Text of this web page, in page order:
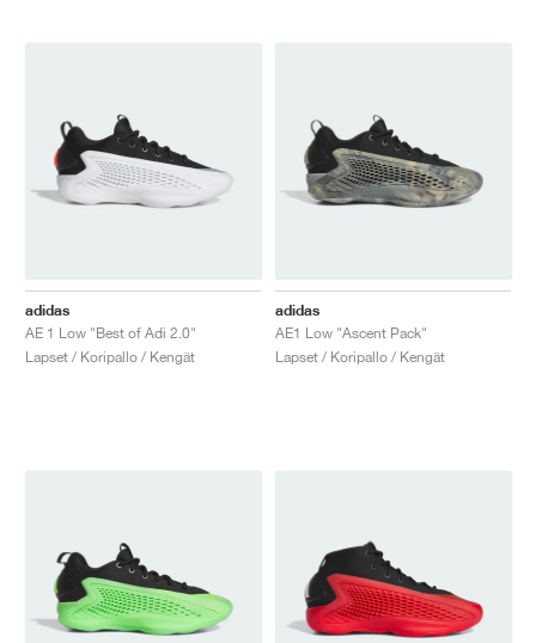
adidas
AE 1 Low "Best of Adi 2.0"
Lapset / Koripallo / Kengät
adidas
AE1 Low "Ascent Pack"
Lapset / Koripallo / Kengät